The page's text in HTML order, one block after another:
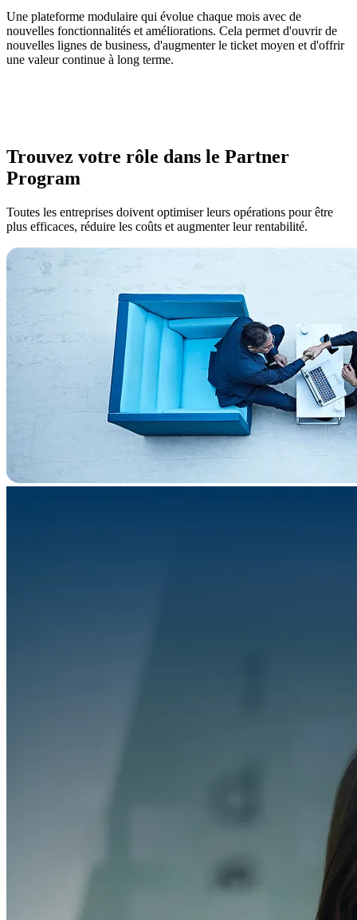
Une plateforme modulaire qui évolue chaque mois avec de
nouvelles fonctionnalités et améliorations. Cela permet d'ouvrir de
nouvelles lignes de business, d'augmenter le ticket moyen et d'offrir
une valeur continue à long terme.
Trouvez votre rôle dans le Partner
Program
Toutes les entreprises doivent optimiser leurs opérations pour être
plus efficaces, réduire les coûts et augmenter leur rentabilité.